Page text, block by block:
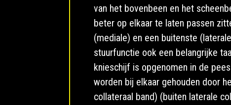
van het bovenbeen en het
beter op elkaar te laten passen
(mediale) en een buitenste
stuurfunctie ook een belangrijke
knieschijf is opgenomen in de
worden bij elkaar gehouden door
collateraal band) (buiten laterale